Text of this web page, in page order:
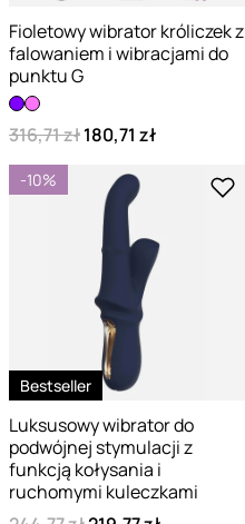
Fioletowy wibrator króliczek z
falowaniem i wibracjami do
punktu G
316,71 zł180,71 zł
-10%
Bestseller
Luksusowy wibrator do
podwójnej stymulacji z
funkcją kołysania i
ruchomymi kuleczkami